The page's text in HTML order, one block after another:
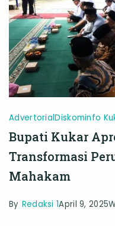
AdvertorialDiskominfo
Bupati Kukar
Transformasi
Mahakam
By Redaksi 1April 9, 2025